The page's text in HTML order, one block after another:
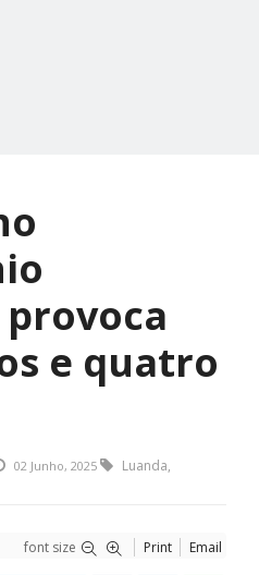
e quatro
02 Junho, 2025 Luanda,
font size Print Email